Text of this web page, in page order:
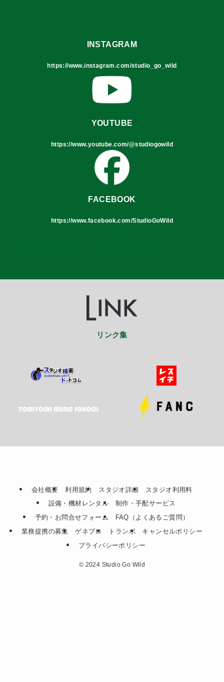
INSTAGRAM
https://www.instagram.com/studio_go_wild
YOUTUBE
https://www.youtube.com/@studiogowild
FACEBOOK
https://www.facebook.com/StudioGoWild
リンク集
会社概要 利用規約 スタジオ詳細
スタジオ利用料
設備・機材レンタル
制作・手配サービス
予約・お問合せフォーム
FAQ（よくあるご質問）
業務提携の募集
ゲネプロ トランポ
キャンセルポリシー
プライバシーポリシー
© 2024 Studio Go Wild